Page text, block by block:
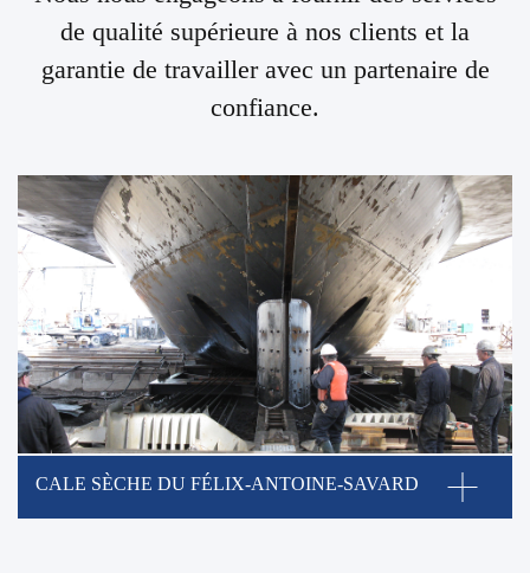
de qualité supérieure à nos clients et la
garantie de travailler avec un partenaire de
confiance.
CALE SÈCHE DU FÉLIX-ANTOINE-SAVARD